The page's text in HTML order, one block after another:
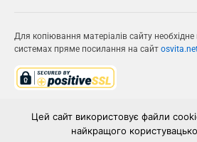
Для копіювання матеріалів сайту
системах пряме посилання на сайт
Цей сайт використовує файли
найкращого